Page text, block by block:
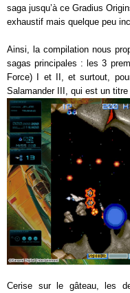
saga jusqu’à ce Gradius
exhaustif mais quelque peu
Ainsi, la compilation nous
sagas principales : les 3
Force) I et II, et surtout,
Salamander III, qui est un
Cerise sur le gâteau, les